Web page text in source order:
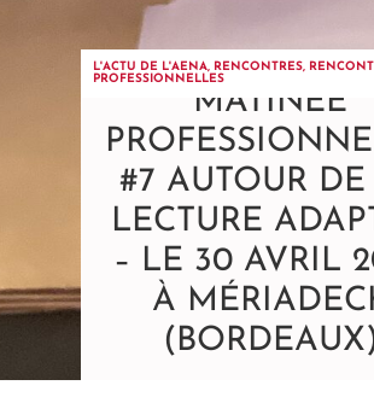
L'ACTU DE L'AENA, RENCONTRES,
PROFESSIONNELLES
MATINÉE
#7 AUTOUR
LECTURE
– LE 30 AVRIL
À